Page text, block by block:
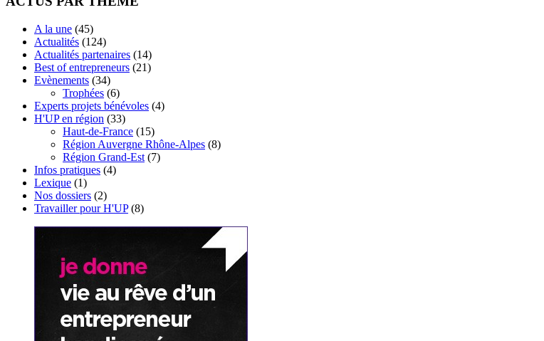
A la une (45)
Actualités (124)
Actualités partenaires (14)
Best of entrepreneurs (21)
Evènements (34)
Trophées (6)
Experts projets bénévoles (4)
H'UP en région (33)
Haut-de-France (15)
Région Auvergne Rhône-Alpes (8)
Région Grand-Est (7)
Infos pratiques (4)
Lexique (1)
Nos dossiers (2)
Travailler pour H'UP(8)